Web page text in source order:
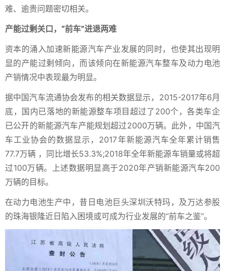
难、逾贵问题密切相关。
产能过剩关口，“前车”进退两难
资本的涌入加速新能源汽车产业发展的同时，也使其出现明
显的产能过剩倾向，而该倾向在新能源汽车整车及动力电池
产销情况中表现最为明显。
据中国汽车流通协会发布的相关数据显示，2015-2017年6月
底，国内已落地的新能源整车项目超过了200个，各类车企
已公开的新能源汽车产能规划超过2000万辆。此外，中国汽
车工业协会的数据显示，2017年新能源汽车全年累计销售
77.7万辆 ，同比增长53.3%;2018年全年新能源车销量或将超
过100万辆。上述数据明显高于2020年产销新能源汽车200
万辆的目标。
在动力电池生产中，昔日电池巨头深圳沃特玛，及万达参股
的珠海银隆近日陷入困境或可成为行业发展的“前车之鉴”。